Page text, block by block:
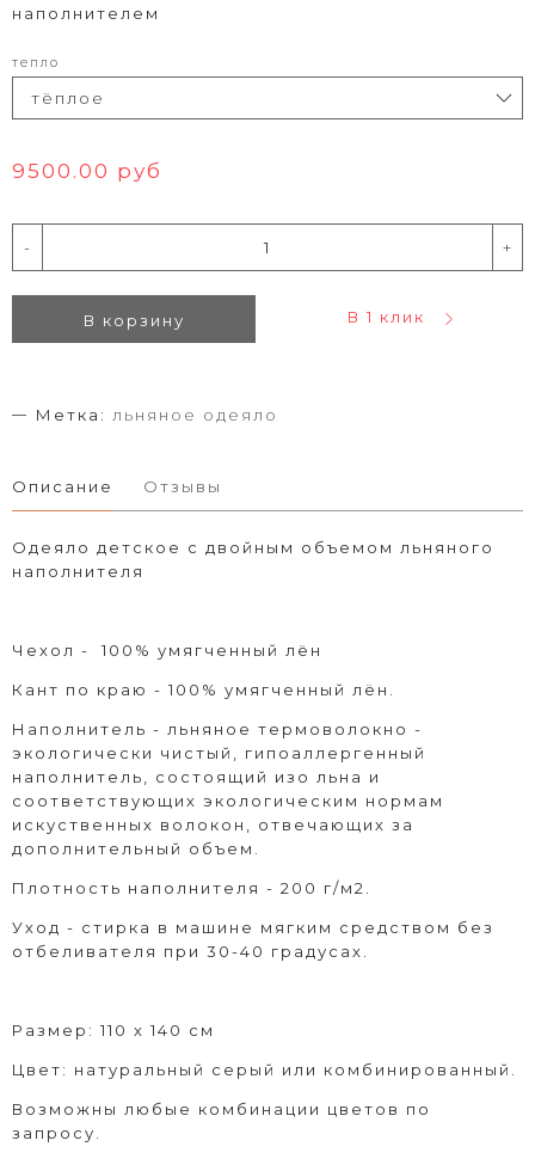
наполнителем
тепло
9500.00 руб
- +
В корзину В 1 клик
Метка: льняное одеяло
Описание Отзывы
Одеяло детское с двойным объемом льняного
наполнителя
Чехол - 100% умягченный лён
Кант по краю - 100% умягченный лён.
Наполнитель - льняное термоволокно -
экологически чистый, гипоаллергенный
наполнитель, состоящий изо льна и
соответствующих экологическим нормам
искуственных волокон, отвечающих за
дополнительный объем.
Плотность наполнителя - 200 г/м2.
Уход - стирка в машине мягким средством без
отбеливателя при 30-40 градусах.
Размер: 110 х 140 см
Цвет: натуральный серый или комбинированный.
Возможны любые комбинации цветов по
запросу.